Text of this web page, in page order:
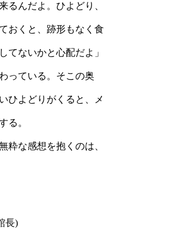
るんだよ。ひよどり、
おくと、跡形もなく食
てないかと心配だよ」
っている。そこの奥
ひよどりがくると、メ
る。
粋な感想を抱くのは、
長)